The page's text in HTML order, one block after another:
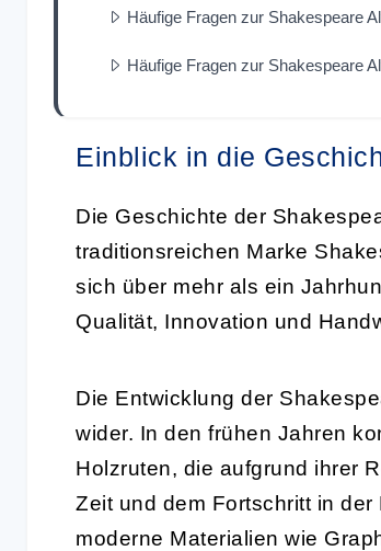
Häufige Fragen zur Shakespeare
Häufige Fragen zur Shakespeare
Einblick in die
Die Geschichte der
traditionsreichen Marke
sich über mehr als ein
Qualität, Innovation und
Die Entwicklung der
wider. In den frühen Jahren
Holzruten, die aufgrund ihrer
Zeit und dem Fortschritt in
moderne Materialien wie